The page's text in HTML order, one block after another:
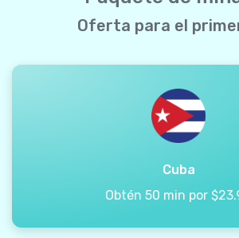
Oferta para el
Cuba
Obtén 50 min por